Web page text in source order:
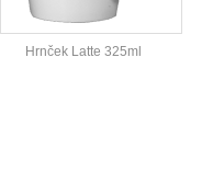
Hrnček Latte 325ml